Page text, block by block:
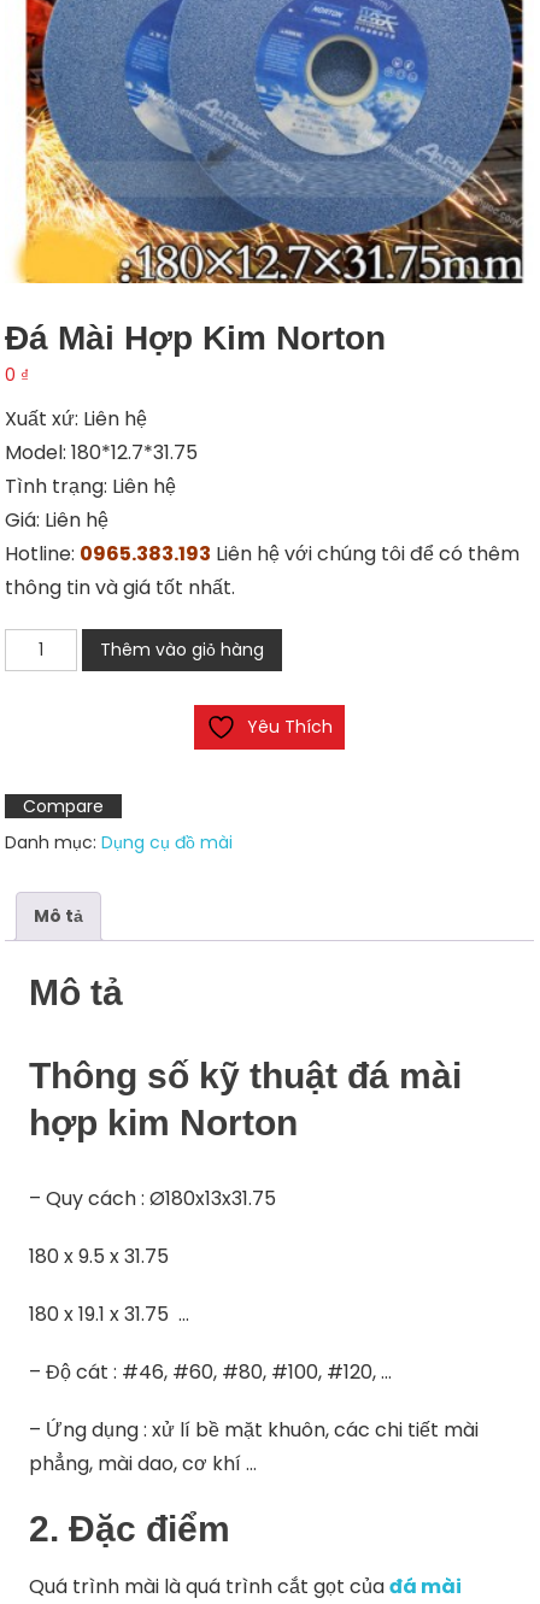
Đá Mài Hợp Kim Norton
0 ₫
Xuất xứ: Liên hệ
Model: 180*12.7*31.75
Tình trạng: Liên hệ
Giá: Liên hệ
Hotline: 0965.383.193 Liên hệ với chúng tôi để có thêm
thông tin và giá tốt nhất.
mài
số
lượng
Thêm vào giỏ hàng
Yêu Thích
Compare
Danh mục:Dụng cụ đồ mài
Mô tả
Mô tả
Thông số kỹ thuật đá mài
hợp kim Norton
– Quy cách : Ø180x13x31.75
180 x 9.5 x 31.75
180 x 19.1 x 31.75 …
– Độ cát : #46, #60, #80, #100, #120, …
– Ứng dụng : xử lí bề mặt khuôn, các chi tiết mài
phẳng, mài dao, cơ khí …
2. Đặc điểm
Quá trình mài là quá trình cắt gọt củađá mài